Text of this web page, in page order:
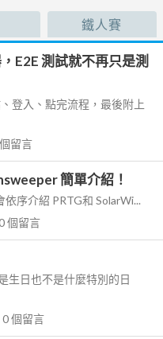
鐵人賽
E2E 測試就不再只是測
登入、點完流程，最後附上
個留言
簡單介紹！
序介紹 PRTG和 SolarWi...
個留言
生日也不是什麼特別的日
0個留言